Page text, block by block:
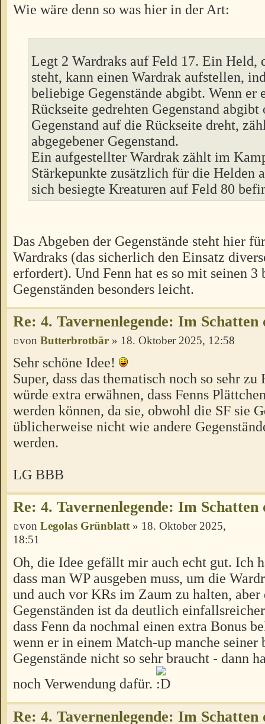
Wie wäre denn so was hier in der Art:
Legt 2 Wardraks auf Feld 17. Ein Held,
steht, kann einen Wardrak aufstellen,
beliebige Gegenstände abgibt. Wenn er
Rückseite gedrehten Gegenstand abgibt
Gegenstand auf die Rückseite dreht,
abgegebener Gegenstand.
Ein aufgestellter Wardrak zählt im
Stärkepunkte zusätzlich für die Helden
sich besiegte Kreaturen auf Feld 80
Das Abgeben der Gegenstände steht hier
Wardraks (das sicherlich den Einsatz
erfordert). Und Fenn hat es so mit seinen 3
Gegenständen besonders leicht.
Re: 4. Tavernenlegende: Im Schatten
von Butterbrotbär » 18. Oktober 2025, 12:58
Sehr schöne Idee!
Super, dass das thematisch noch so sehr zu
würde extra erwähnen, dass Fenns
werden können, da sie, obwohl die SF sie
üblicherweise nicht wie andere
werden.
LG BBB
Re: 4. Tavernenlegende: Im Schatten
von Legolas Grünblatt» 18. Oktober 2025,
18:51
Oh, die Idee gefällt mir auch echt gut. Ich
dass man WP ausgeben muss, um die
und auch vor KRs im Zaum zu halten, aber
Gegenständen ist da deutlich
dass Fenn da nochmal einen extra Bonus
wenn er in einem Match-up manche seiner
Gegenstände nicht so sehr braucht - dann
noch Verwendung dafür.
Re: 4. Tavernenlegende: Im Schatten